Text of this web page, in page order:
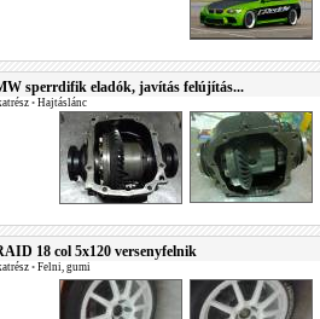
sperrdifik eladók, javítás felújítás...
• Hajtáslánc
18 col 5x120 versenyfelnik
• Felni, gumi